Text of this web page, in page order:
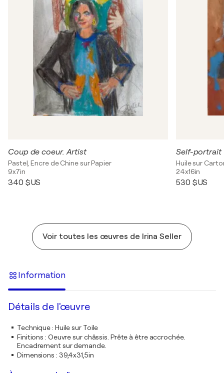
Coup de coeur. Artist
Pastel, Encre de Chine sur Papier
9x7in
340 $US
Self-portrait
Huile sur
24x16in
530 $US
Voir toutes les œuvres de Irina Seller
Information
Détails de l'œuvre
Technique: Huile sur Toile
Finitions : Oeuvre sur châssis. Prête à être accrochée.
Encadrement sur demande.
Dimensions : 39,4x31,5in